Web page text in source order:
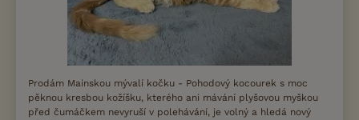
Prodám Mainskou mývalí kočku - Pohodový kocourek s moc
pěknou kresbou kožíšku, kterého ani mávání plyšovou myškou
před čumáčkem nevyruší v polehávání, je volný a hledá nový